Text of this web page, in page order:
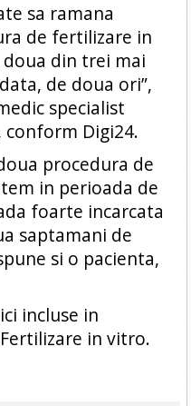
sa ramana
de fertilizare in
din trei mai
de doua ori”,
specialist
conform Digi24.
procedura de
in perioada de
foarte incarcata
saptamani de
si o pacienta,
incluse in
in vitro.